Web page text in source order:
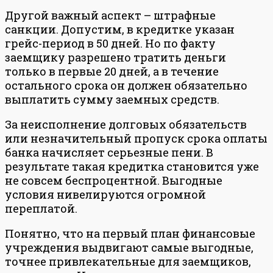
Другой важный аспект – штрафные
санкции. Допустим, в кредитке указан
грейс-период в 50 дней. Но по факту
заемщику разрешено тратить деньги
только в первые 20 дней, а в течение
остального срока он должен обязательно
выплатить сумму заемных средств.
За неисполнение долговых обязательств
или незначительный пропуск срока оплаты
банка начисляет серьезные пени. В
результате такая кредитка становится уже
не совсем беспроцентной. Выгодные
условия нивелируются огромной
переплатой.
Понятно, что на первый план финансовые
учреждения выдвигают самые выгодные,
точнее привлекательные для заемщиков,